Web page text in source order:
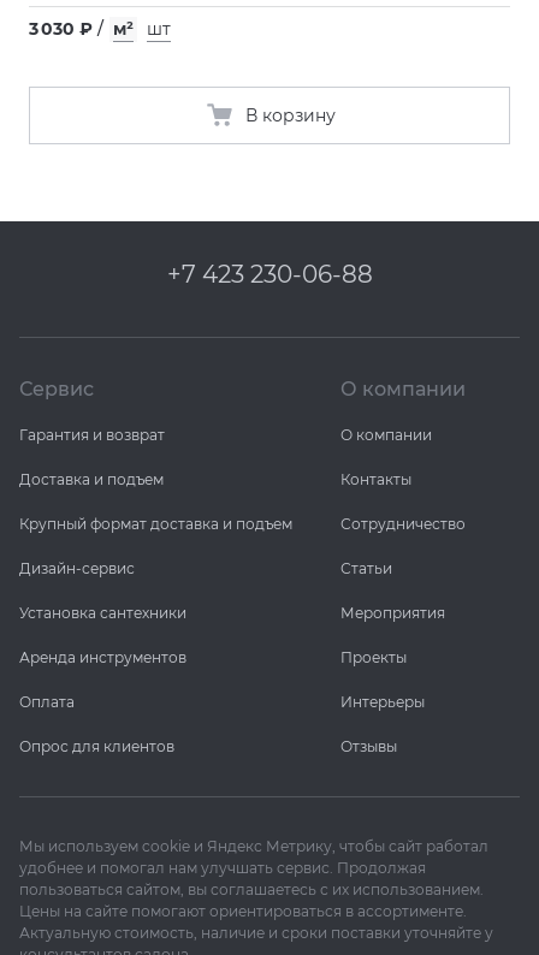
3 030 ₽ / м² шт
В корзину
+7 423 230-06-88
Сервис
Гарантия и возврат
Доставка и подъем
Крупный формат доставка и подъем
Дизайн-сервис
Установка сантехники
Аренда инструментов
Оплата
Опрос для клиентов
О компании
О компании
Контакты
Сотрудничество
Статьи
Мероприятия
Проекты
Интерьеры
Отзывы
Мы используем cookie и Яндекс Метрику, чтобы сайт работал
удобнее и помогал нам улучшать сервис. Продолжая
пользоваться сайтом, вы соглашаетесь с их использованием.
Цены на сайте помогают ориентироваться в ассортименте.
Актуальную стоимость, наличие и сроки поставки уточняйте у